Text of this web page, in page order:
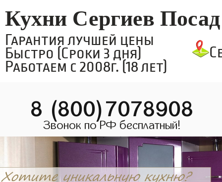
Кухни Сергиев Посад
Гарантия лучшей цены
Быстро (Сроки 3 дня)
Работаем с 2008г. (18 лет)
8 (800)7078908
Звонок по РФ бесплатный!